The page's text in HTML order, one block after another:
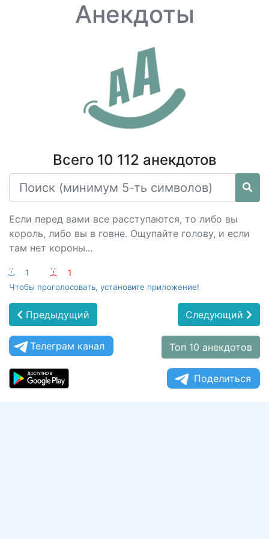
Анекдоты
Всего 10 112 анекдотов
Если перед вами все расступаются, то либо вы
король, либо вы в говне. Ощупайте голову, и если
там нет короны...
:-) 1 :-(
1
Чтобы проголосовать, установите приложение!
Предыдущий Следующий
Телеграм канал Топ 10 анекдотов
Поделиться